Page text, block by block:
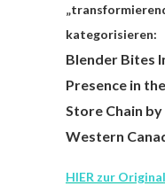
kategorisieren:
Blender Bites
Presence in
Store Chain
Western
HIER zur